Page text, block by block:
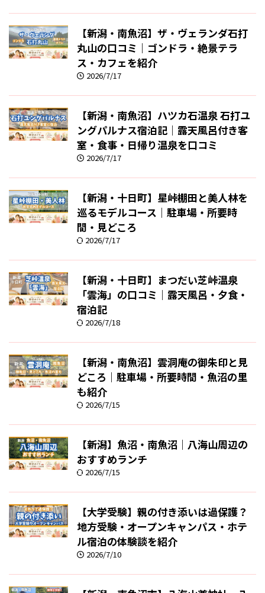
【新潟・南魚沼】ザ・ヴェランダ石打
丸山の口コミ｜ゴンドラ・絶景テラ
ス・カフェを紹介
2026/7/17
【新潟・南魚沼】ハツカ石温泉 石打ユ
ングパルナス宿泊記｜露天風呂付き客
室・食事・日帰り温泉を口コミ
2026/7/17
【新潟・十日町】星峠棚田と美人林を
巡るモデルコース｜駐車場・所要時
間・見どころ
2026/7/17
【新潟・十日町】まつだい芝峠温泉
「雲海」の口コミ｜露天風呂・夕食・
宿泊記
2026/7/18
【新潟・南魚沼】雲洞庵の御朱印と見
どころ｜駐車場・所要時間・魚沼の里
も紹介
2026/7/15
【新潟】魚沼・南魚沼｜八海山周辺の
おすすめランチ
2026/7/15
【大学受験】親の付き添いは過保護？
地方受験・オープンキャンパス・ホテ
ル宿泊の体験談を紹介
2026/7/10